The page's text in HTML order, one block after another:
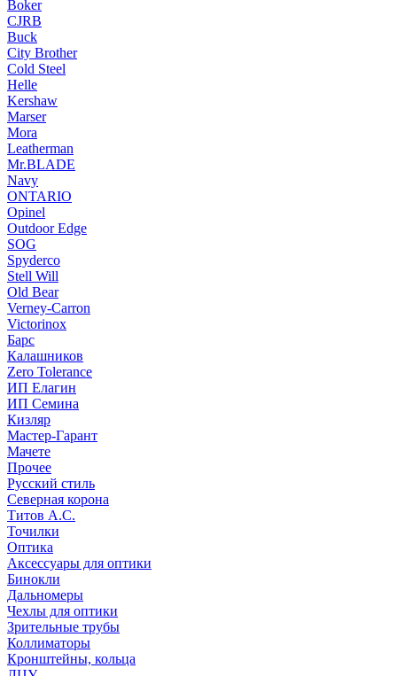
Boker
CJRB
Buck
City Brother
Cold Steel
Helle
Kershaw
Marser
Mora
Leatherman
Mr.BLADE
Navy
ONTARIO
Opinel
Outdoor Edge
SOG
Spyderco
Stell Will
Old Bear
Verney-Carron
Victorinox
Барс
Калашников
Zero Tolerance
ИП Елагин
ИП Семина
Кизляр
Мастер-Гарант
Мачете
Прочее
Русский стиль
Северная корона
Титов А.С.
Точилки
Оптика
Аксессуары для оптики
Бинокли
Дальномеры
Чехлы для оптики
Зрительные трубы
Коллиматоры
Кронштейны, кольца